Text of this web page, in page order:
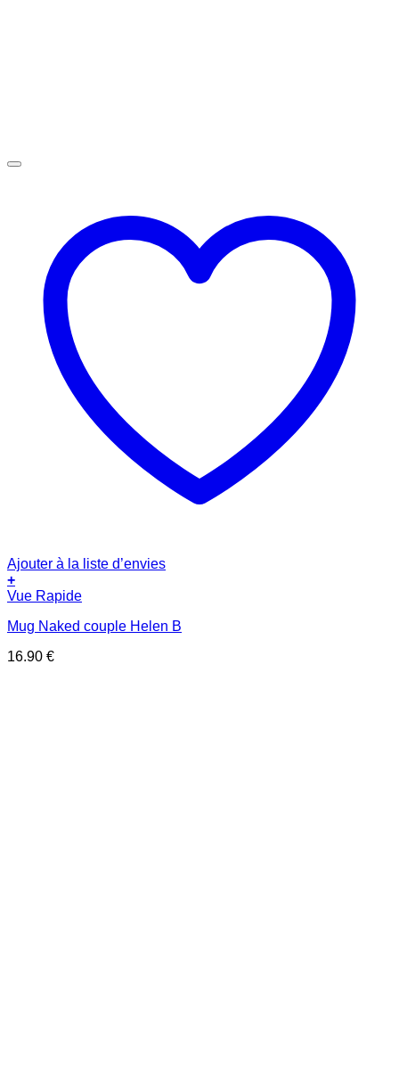
Ajouter à la liste d’envies
+
Vue Rapide
Mug Naked couple Helen B
16.90 €